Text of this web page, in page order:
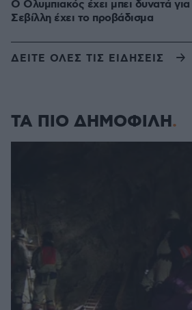
Ο Ολυμπιακός έχει μπει δυνατά
Σεβίλλη έχει το προβάδισμα
ΔΕΙΤΕ ΟΛΕΣ ΤΙΣ ΕΙΔΗΣΕΙΣ
ΤΑ ΠΙΟ ΔΗΜΟΦΙΛΗ